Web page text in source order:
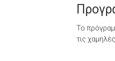
Το
τις